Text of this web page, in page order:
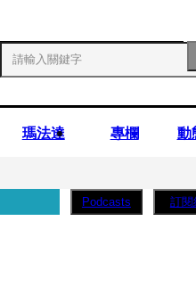
瑪法達 專欄 動
Podcasts 訂閱